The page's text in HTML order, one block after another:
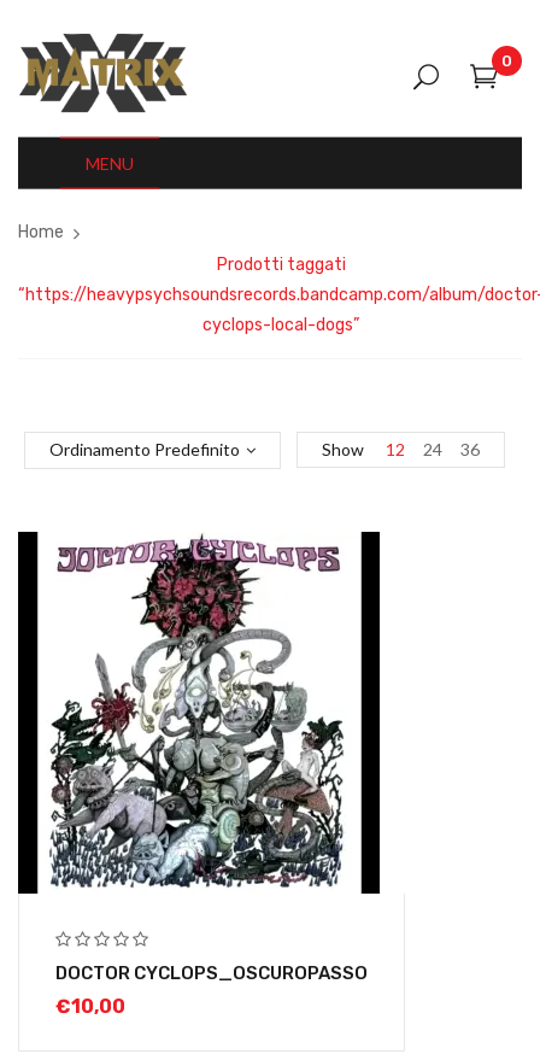
0
MENU
Home
Prodotti taggati
“https://heavypsychsoundsrecords.bandcamp.com/album/
cyclops-local-dogs”
Ordinamento Predefinito Show 12 24 36
DOCTOR CYCLOPS_OSCUROPASSO
€10,00